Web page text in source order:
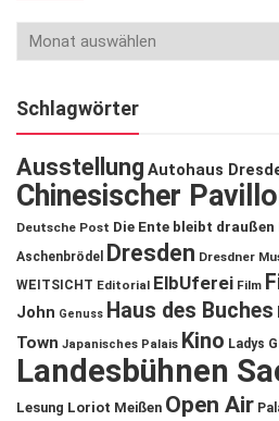
Schlagwörter
Ausstellung Autohaus
Chinesischer
Deutsche Post Die Ente bleibt draußen
Aschenbrödel
Dresden Dresdner
WEITSICHT Editorial ElbUferei Film
John Genuss Haus des Buches
Town Japanisches Palais Kino Ladys
Landesbühnen
Lesung Loriot Meißen Open Air